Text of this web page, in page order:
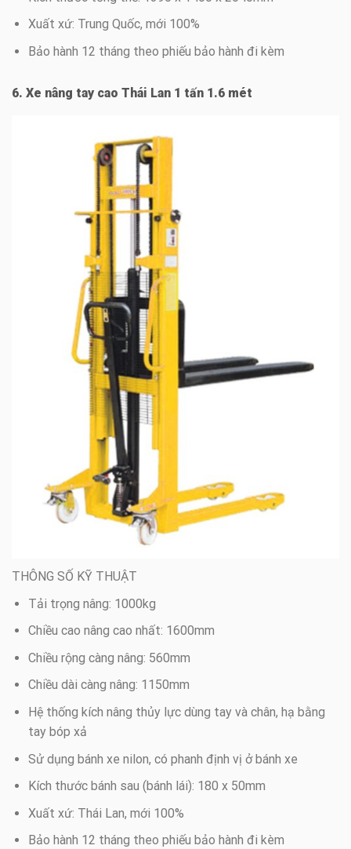
Xuất xứ: Trung Quốc, mới 100%
Bảo hành 12 tháng theo phiếu bảo hành đi kèm
6. Xe nâng tay cao Thái Lan 1 tấn 1.6 mét
THÔNG SỐ KỸ THUẬT
Tải trọng nâng: 1000kg
Chiều cao nâng cao nhất: 1600mm
Chiều rộng càng nâng: 560mm
Chiều dài càng nâng: 1150mm
Hệ thống kích nâng thủy lực dùng tay và chân, hạ bằng
tay bóp xả
Sử dụng bánh xe nilon, có phanh định vị ở bánh xe
Kích thước bánh sau (bánh lái): 180 x 50mm
Xuất xứ: Thái Lan, mới 100%
Bảo hành 12 tháng theo phiếu bảo hành đi kèm